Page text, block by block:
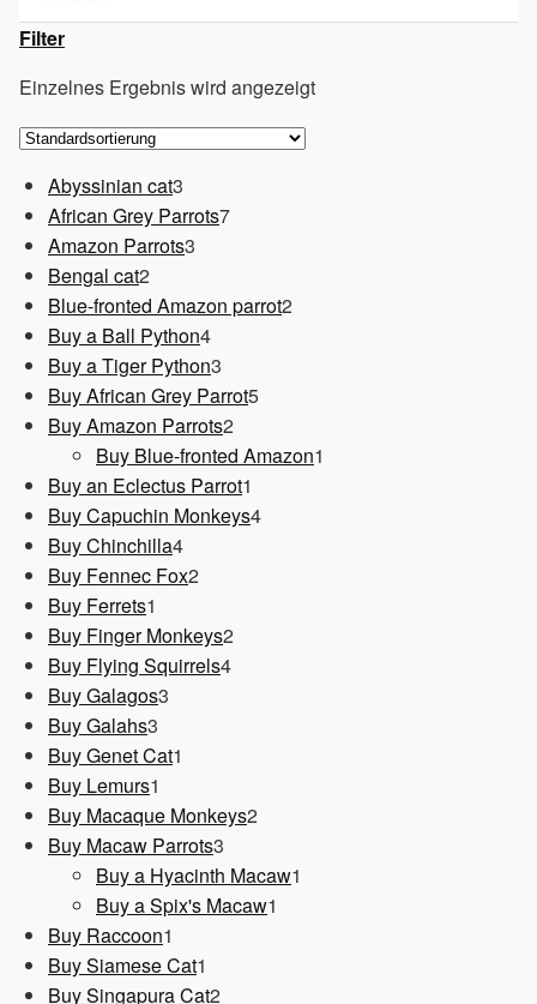
Filter
Einzelnes Ergebnis wird angezeigt
Abyssinian cat3
Produkte
African Grey Parrots77
Amazon Parrots3
Bengal cat22
Produkte
Blue-fronted Amazon parrot22
Buy a Ball Python44
Produkte
Buy a Tiger Python3
Produkte
Buy African Grey Parrot55
Buy Amazon Parrots22
Produkte
Buy Blue-fronted Amazon1
Buy an Eclectus Parrot1
Produkt
Buy Capuchin Monkeys44
Buy Chinchilla44
Produkte
Buy Fennec Fox22
Buy Ferrets1
Produkt
Buy Finger Monkeys22
Buy Flying Squirrels44
Buy Galagos3
Buy Galahs3
Produkte
Buy Genet Cat1
Buy Lemurs1
Produkt
Buy Macaque Monkeys22
Buy Macaw Parrots3
Produkte
Buy a Hyacinth Macaw1
Buy a Spix's Macaw1
Buy Raccoon1
Produkt
Buy Siamese Cat1
Produkt
Buy Singapura Cat22